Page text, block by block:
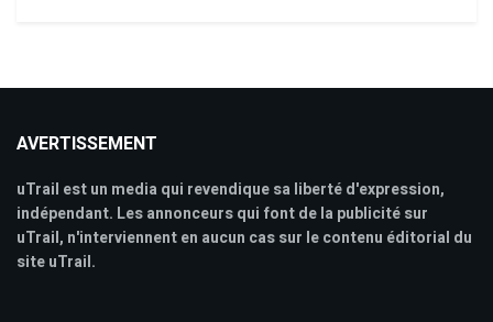
AVERTISSEMENT
uTrail est un media qui revendique sa liberté d'expression,
indépendant. Les annonceurs qui font de la publicité sur
uTrail, n'interviennent en aucun cas sur le contenu éditorial du
site uTrail.